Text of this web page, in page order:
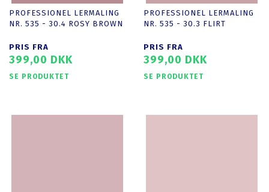
PROFESSIONEL LERMALING
NR. 535 - 30.4 ROSY BROWN
PRIS FRA
399,00 DKK
SE PRODUKTET
PROFESSIONEL LERMALING
NR. 535 - 30.3 FLIRT
PRIS FRA
399,00 DKK
SE PRODUKTET